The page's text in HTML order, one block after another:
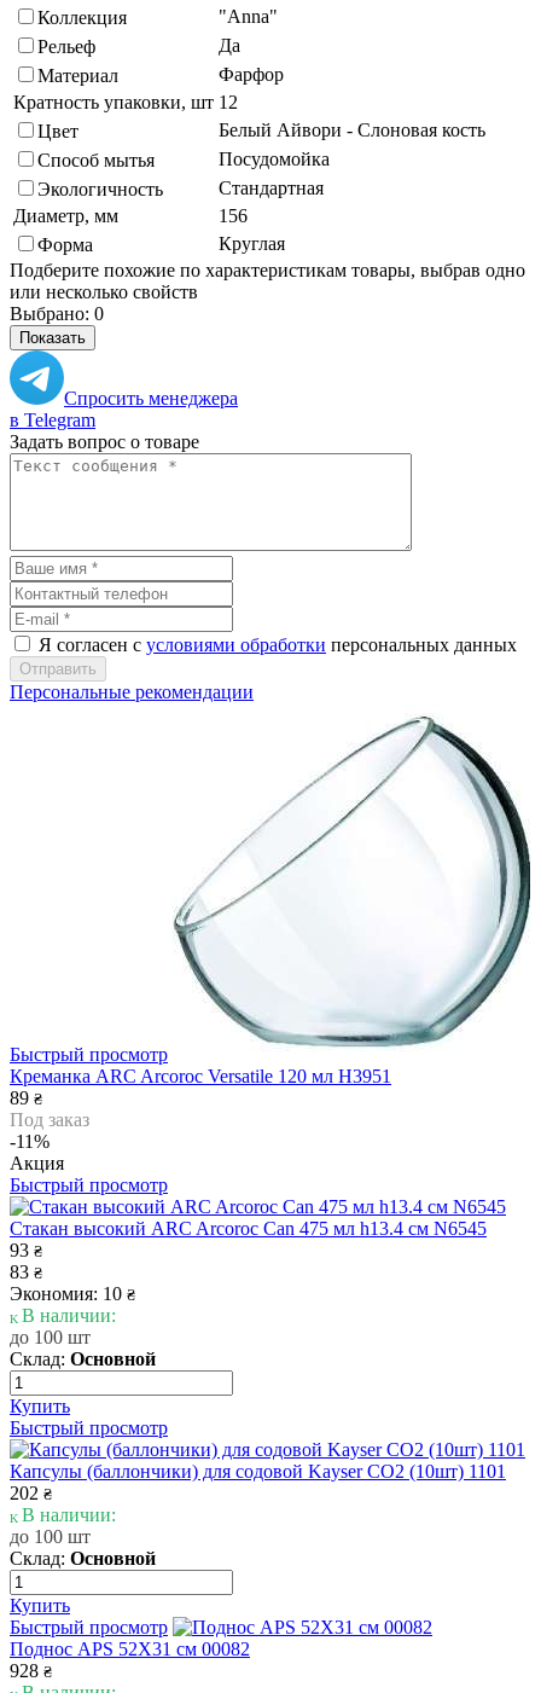
Коллекция
"Anna"
Рельеф
Да
Материал
Фарфор
Кратность упаковки, шт 12
Цвет
Белый Айвори - Слоновая кость
Способ мытья
Посудомойка
Экологичность
Стандартная
Диаметр, мм
156
Форма
Круглая
Подберите похожие по характеристикам товары, выбрав одно
или несколько свойств
Выбрано: 0
Показать
Спросить менеджера
в Telegram
Задать вопрос о товаре
Я согласен с условиями обработки персональных данных
Отправить
Персональные рекомендации
Быстрый просмотр
Креманка ARC Arcoroc Versatile 120 мл H3951
89 ₴
Под заказ
-11%
Акция
Быстрый просмотр
Стакан высокий ARC Arcoroc Can 475 мл h13.4 см N6545
93 ₴
83 ₴
Экономия: 10 ₴
В наличии:
до 100 шт
Склад: Основной
Купить
Быстрый просмотр
Капсулы (баллончики) для содовой Kayser CO2 (10шт) 1101
202 ₴
В наличии:
до 100 шт
Склад: Основной
Купить
Быстрый просмотр
Поднос APS 52Х31 см 00082
928 ₴